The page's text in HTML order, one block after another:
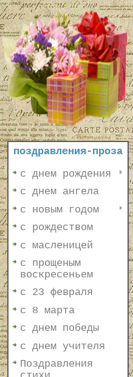
поздравления-проза
с днем рождения
с днем ангела
с новым годом
с рождеством
с масленицей
с прощеным
воскресеньем
с 23 февраля
с 8 марта
с днем победы
с днем учителя
Поздравления